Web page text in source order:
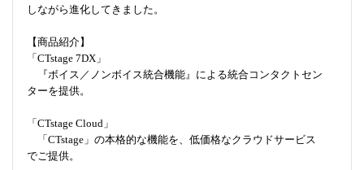
しながら進化してきました。
【商品紹介】
「CTstage 7DX」
『ボイス／ノンボイス統合機能』による統合コンタクトセン
ターを提供。
「CTstage Cloud」
「CTstage」の本格的な機能を、低価格なクラウドサービス
でご提供。